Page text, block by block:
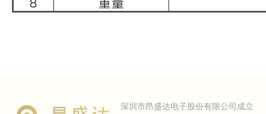
深圳市昂盛达电子股份有限公司成立